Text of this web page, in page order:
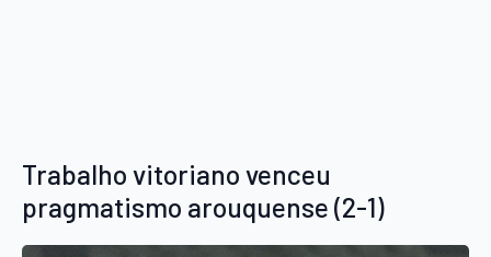
Trabalho vitoriano venceu
pragmatismo arouquense (2-1)